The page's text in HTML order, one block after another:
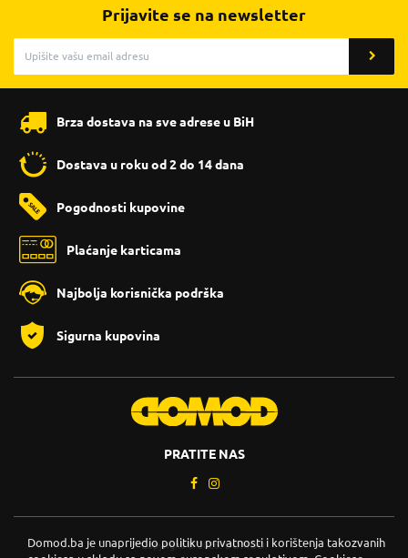
Prijavite se na newsletter
Brza dostava na sve adrese u BiH
Dostava u roku od 2 do 14 dana
Pogodnosti kupovine
Plaćanje karticama
Najbolja korisnička podrška
Sigurna kupovina
PRATITE NAS
Copyright © 2026. DOMOD.
Domod.ba je unaprijedio politiku privatnosti i korištenja takozvanih